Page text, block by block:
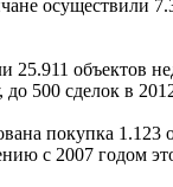
осуществили
25.911 объектов
500 сделок в
покупка 1.123
с 2007 годом